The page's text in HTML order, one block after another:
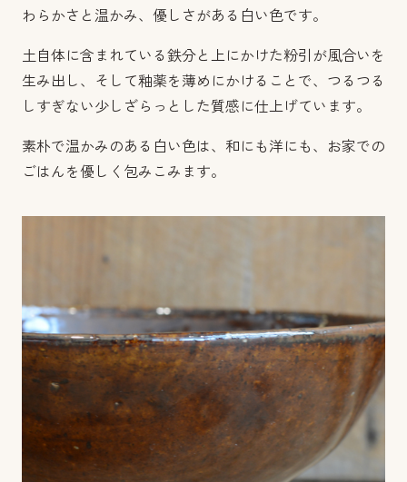
わらかさと温かみ、優しさがある白い色です。
土自体に含まれている鉄分と上にかけた粉引が風合いを
生み出し、そして釉薬を薄めにかけることで、つるつる
しすぎない少しざらっとした質感に仕上げています。
素朴で温かみのある白い色は、和にも洋にも、お家での
ごはんを優しく包みこみます。